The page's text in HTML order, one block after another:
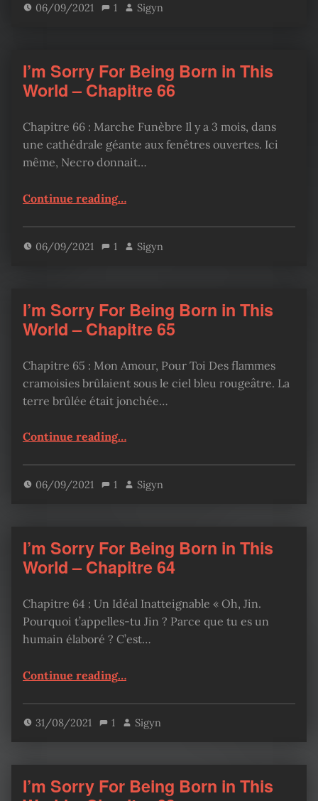
06/09/2021 1 Sigyn
I’m Sorry For Being Born in This
World – Chapitre 66
Chapitre 66 : Marche Funèbre Il y a 3 mois, dans
une cathédrale géante aux fenêtres ouvertes. Ici
même, Necro donnait…
Continue reading“I’m Sorry For Being Born in This World – Chapitre 66”
…
06/09/2021 1 Sigyn
I’m Sorry For Being Born in This
World – Chapitre 65
Chapitre 65 : Mon Amour, Pour Toi Des flammes
cramoisies brûlaient sous le ciel bleu rougeâtre. La
terre brûlée était jonchée…
Continue reading“I’m Sorry For Being Born in This World – Chapitre 65”
…
06/09/2021 1 Sigyn
I’m Sorry For Being Born in This
World – Chapitre 64
Chapitre 64 : Un Idéal Inatteignable « Oh, Jin.
Pourquoi t’appelles-tu Jin ? Parce que tu es un
humain élaboré ? C’est…
Continue reading“I’m Sorry For Being Born in This World – Chapitre 64”
…
31/08/2021 1 Sigyn
I’m Sorry For Being Born in This